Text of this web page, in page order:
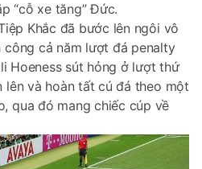
“cỗ xe tăng” Đức.
Khắc đã bước lên ngôi vô
cả năm lượt đá penalty
Hoeness sút hỏng ở lượt thứ
lên và hoàn tất cú đá theo một
qua đó mang chiếc cúp về